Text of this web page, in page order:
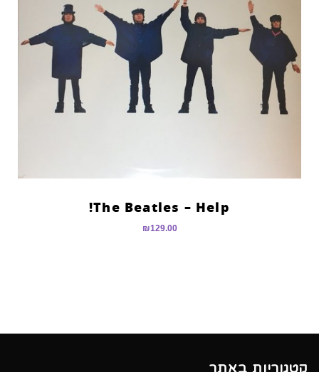
The Beatles – Help!
₪129.00
קטגוריות באתר